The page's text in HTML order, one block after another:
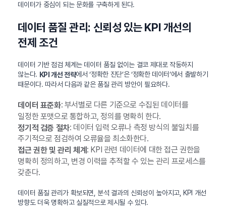
데이터가 중심이 되는 문화를 구축하게 된다.
데이터 품질 관리: 신뢰성 있는 KPI 개선의
전제 조건
데이터 기반 점검 체계는 데이터 품질 없이는 결코 제대로 작동하지
않는다. KPI 개선 전략에서 ‘정확한 진단’은 ‘정확한 데이터’에서 출발하기
때문이다. 따라서 다음과 같은 품질 관리 방안이 필요하다.
데이터 표준화: 부서별로 다른 기준으로 수집된 데이터를
일정한 포맷으로 통합하고, 정의를 명확히 한다.
정기적 검증 절차: 데이터 입력 오류나 측정 방식의 불일치를
주기적으로 점검하여 오류율을 최소화한다.
접근 권한 및 관리 체계 : KPI 관련 데이터에 대한 접근 권한을
명확히 정의하고, 변경 이력을 추적할 수 있는 관리 프로세스를
갖춘다.
데이터 품질 관리가 확보되면, 분석 결과의 신뢰성이 높아지고, KPI 개선
방향도 더욱 명확하고 실질적으로 제시될 수 있다.